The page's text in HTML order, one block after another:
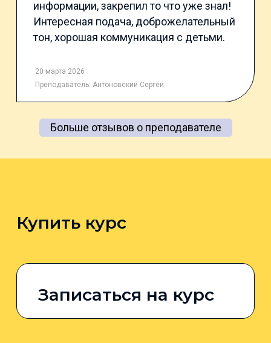
информации, закрепил то что уже знал!
Интересная подача, доброжелательный
тон, хорошая коммуникация с детьми.
20 марта 2026
Преподаватель: Антоновский Сергей
Больше отзывов о преподавателе
Купить курс
Записаться на курс